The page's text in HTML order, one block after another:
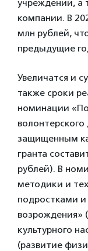
учреждений, а
компании. В
млн рублей,
предыдущие
Увеличатся и
также сроки
номинации
защищенным
гранта
рублей). В
методики и
подростками
возрождения»
культурного
(развитие